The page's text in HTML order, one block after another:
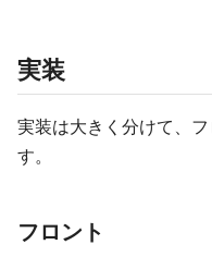
実装
実装は大きく分けて、
す。
フロント